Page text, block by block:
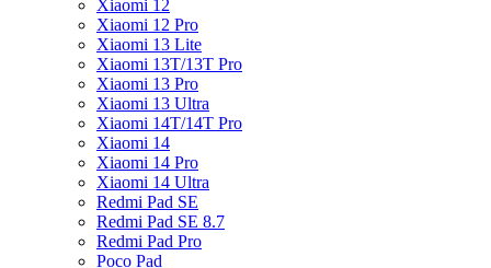
Xiaomi 12
Xiaomi 12 Pro
Xiaomi 13 Lite
Xiaomi 13T/13T Pro
Xiaomi 13 Pro
Xiaomi 13 Ultra
Xiaomi 14T/14T Pro
Xiaomi 14
Xiaomi 14 Pro
Xiaomi 14 Ultra
Redmi Pad SE
Redmi Pad SE 8.7
Redmi Pad Pro
Poco Pad